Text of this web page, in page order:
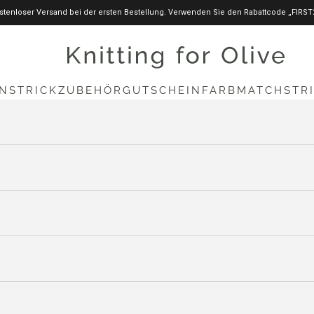
Versand bei der ersten Bestellung. Verwenden Sie den Rabattcode
knittingforolive.com
STRICKZUBEHÖR GUTSCHEIN FARBMATCH